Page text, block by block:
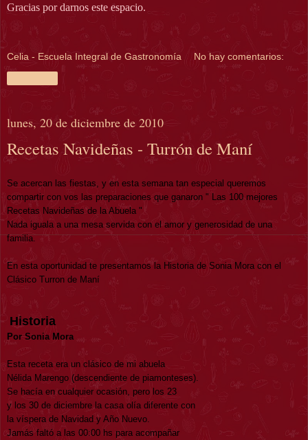
Gracias por darnos este espacio.
Celia - Escuela Integral de Gastronomía No hay comentarios:
lunes, 20 de diciembre de 2010
Recetas Navideñas - Turrón de Maní
Se acercan las fiestas, y en esta semana tan especial queremos
compartir con vos las preparaciones que ganaron " Las 100 mejores
Recetas Navideñas de la Abuela "
Nada iguala a una mesa servida con el amor y generosidad de una
familia.
En esta oportunidad te presentamos la Historia de Sonia Mora con el
Clásico Turron de Maní
Historia
Por Sonia Mora
Esta receta era un clásico de mi abuela
Nélida Marengo (descendiente de piamonteses).
Se hacía en cualquier ocasión, pero los 23
y los 30 de diciembre la casa olía diferente con
la víspera de Navidad y Año Nuevo.
Jamás faltó a las 00:00 hs para acompañar